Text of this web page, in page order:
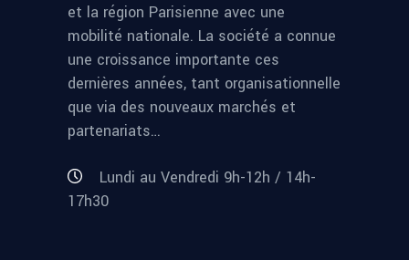
et la région Parisienne avec une
mobilité nationale. La société a connue
une croissance importante ces
dernières années, tant organisationnelle
que via des nouveaux marchés et
partenariats…
Lundi au Vendredi 9h-12h / 14h-
17h30